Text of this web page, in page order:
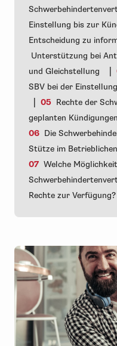
Einstellung bis zur
Entscheidung zu
Unterstützung bei
und Gleichstellung
SBV bei der
05 Rechte der
geplanten
06 Die
Stütze im
07 Welche
Rechte zur Verfügung?